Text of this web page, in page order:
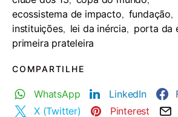
ecossistema de impacto, fundação,
instituições, lei da inércia, porta da
primeira prateleira
COMPARTILHE
WhatsApp LinkedIn
X (Twitter)
Pinterest